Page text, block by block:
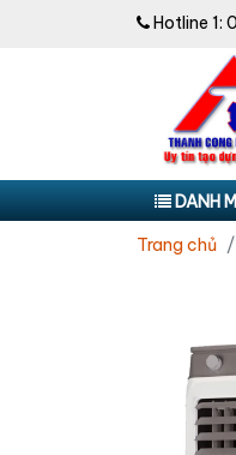
Hotline 1:
DANH
Trang chủ